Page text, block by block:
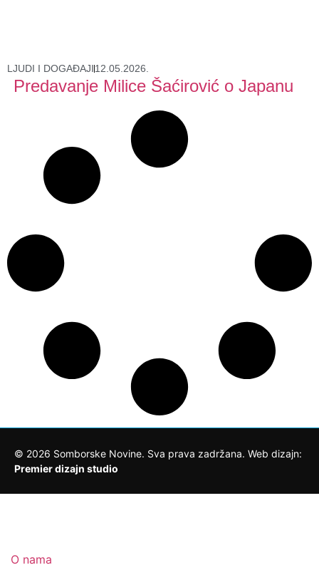
LJUDI I DOGAĐAJI12.05.2026.
Predavanje Milice Šaćirović o Japanu
© 2026 Somborske Novine. Sva prava zadržana. Web dizajn:
Premier dizajn studio
O nama